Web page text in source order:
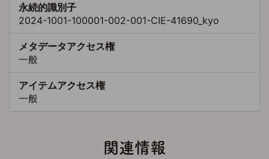
永続的識別子
2024-1001-100001-002-001-CIE-41690_kyo
メタデータアクセス権
一般
アイテムアクセス権
一般
関連情報